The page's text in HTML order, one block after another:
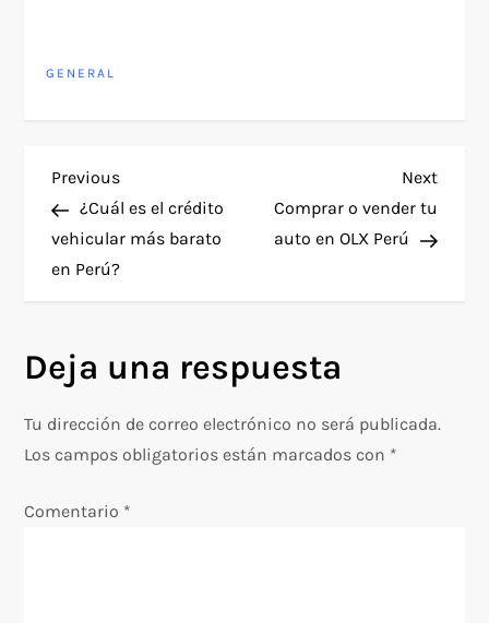
GENERAL
N
a
v
g
a
Previous
Post
Previous
¿Cuál es el crédito
vehicular más barato
en Perú?
Next
Next
Comprar o vender tu
auto en OLX Perú
Deja una respuesta
Tu dirección de correo electrónico no será publicada.
Los campos obligatorios están marcados con *
Comentario *